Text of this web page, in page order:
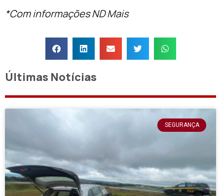
*Com informações ND Mais
Últimas Notícias
SEGURANÇA